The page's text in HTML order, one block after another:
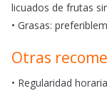
licuados de frutas
• Grasas:
Otras
• Regularidad